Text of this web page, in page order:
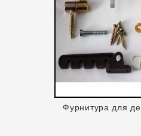
Фурнитура для